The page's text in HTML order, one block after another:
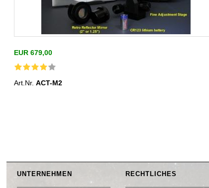
EUR 679,00
Art.Nr.ACT-M2
UNTERNEHMEN RECHTLICHES